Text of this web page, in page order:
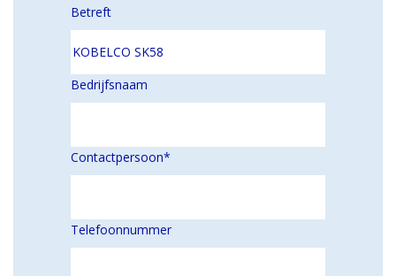
Betreft
Bedrijfsnaam
Contactpersoon*
Telefoonnummer